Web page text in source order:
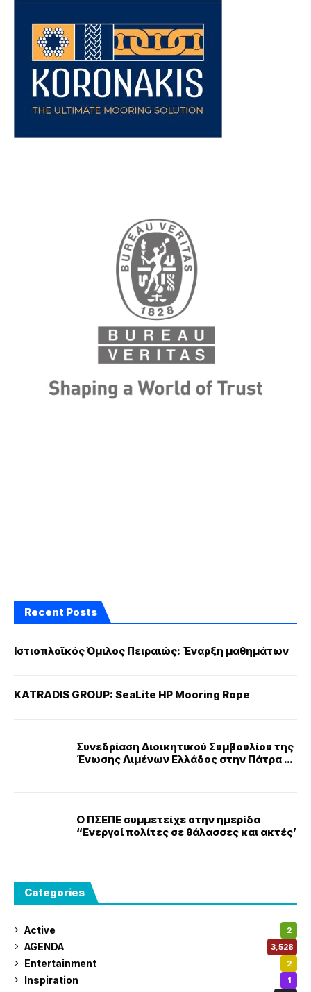
Recent Posts
Ιστιοπλοϊκός Όμιλος Πειραιώς: Έναρξη μαθημάτων
KATRADIS GROUP: SeaLite HP Mooring Rope
Συνεδρίαση Διοικητικού Συμβουλίου της
Ένωσης Λιμένων Ελλάδος στην Πάτρα –
Ο ΠΣΕΠΕ συμμετείχε στην ημερίδα
“Ενεργοί πολίτες σε θάλασσες και ακτές’
Categories
Active 2
AGENDA 3,528
Entertainment 2
Inspiration 1